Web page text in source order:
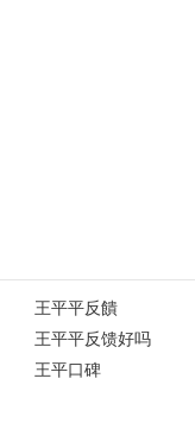
王平平反饋
王平平反馈好吗
王平口碑